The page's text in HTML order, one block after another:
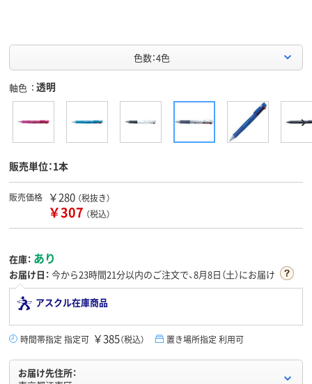
色数：4色
軸色 透明
販売単位：1本
販売価格 ￥280 （税抜き）
￥307 （税込）
在庫： あり
お届け日： 今から23時間21分以内のご注文で、8月8日（土）にお届け
アスクル在庫商品
時間帯指定 指定可 ￥385（税込） 置き場所指定 利用可
お届け先住所：